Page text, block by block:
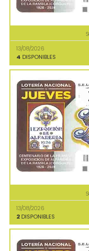
13/08/2026
4 DISPONIBLES
13/08/2026
2 DISPONIBLES